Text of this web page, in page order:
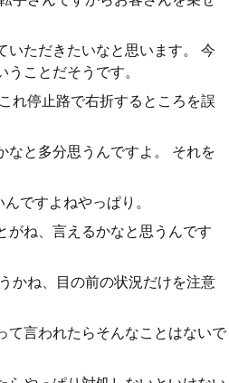
いただきたいなと思います。 今
ことだそうです。
れ停止路で右折するところを誤
なと多分思うんですよ。 それを
ですよねやっぱり。
がね、言えるかなと思うんです
かね、目の前の状況だけを注意
て言われたらそんなことはないで